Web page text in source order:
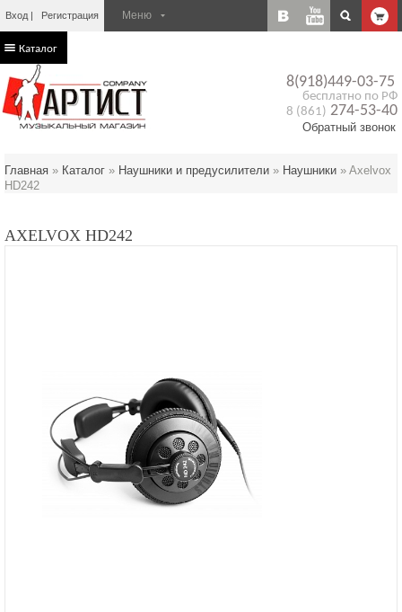
Вход Регистрация
8(918)449-03-75
бесплатно по РФ
8 (861) 274-53-40
Обратный звонок
Каталог
Главная » Каталог » Наушники и предусилители » Наушники » Axelvox
HD242
AXELVOX HD242